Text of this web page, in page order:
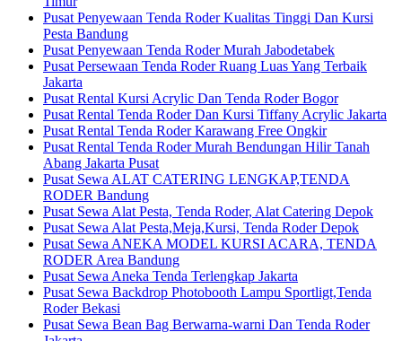
Pusat Penyewaan Tenda Roder Kualitas Tinggi Dan Kursi
Pesta Bandung
Pusat Penyewaan Tenda Roder Murah Jabodetabek
Pusat Persewaan Tenda Roder Ruang Luas Yang Terbaik
Jakarta
Pusat Rental Kursi Acrylic Dan Tenda Roder Bogor
Pusat Rental Tenda Roder Dan Kursi Tiffany Acrylic Jakarta
Pusat Rental Tenda Roder Karawang Free Ongkir
Pusat Rental Tenda Roder Murah Bendungan Hilir Tanah
Abang Jakarta Pusat
Pusat Sewa ALAT CATERING LENGKAP,TENDA
RODER Bandung
Pusat Sewa Alat Pesta, Tenda Roder, Alat Catering Depok
Pusat Sewa Alat Pesta,Meja,Kursi, Tenda Roder Depok
Pusat Sewa ANEKA MODEL KURSI ACARA, TENDA
RODER Area Bandung
Pusat Sewa Aneka Tenda Terlengkap Jakarta
Pusat Sewa Backdrop Photobooth Lampu Sportligt,Tenda
Roder Bekasi
Pusat Sewa Bean Bag Berwarna-warni Dan Tenda Roder